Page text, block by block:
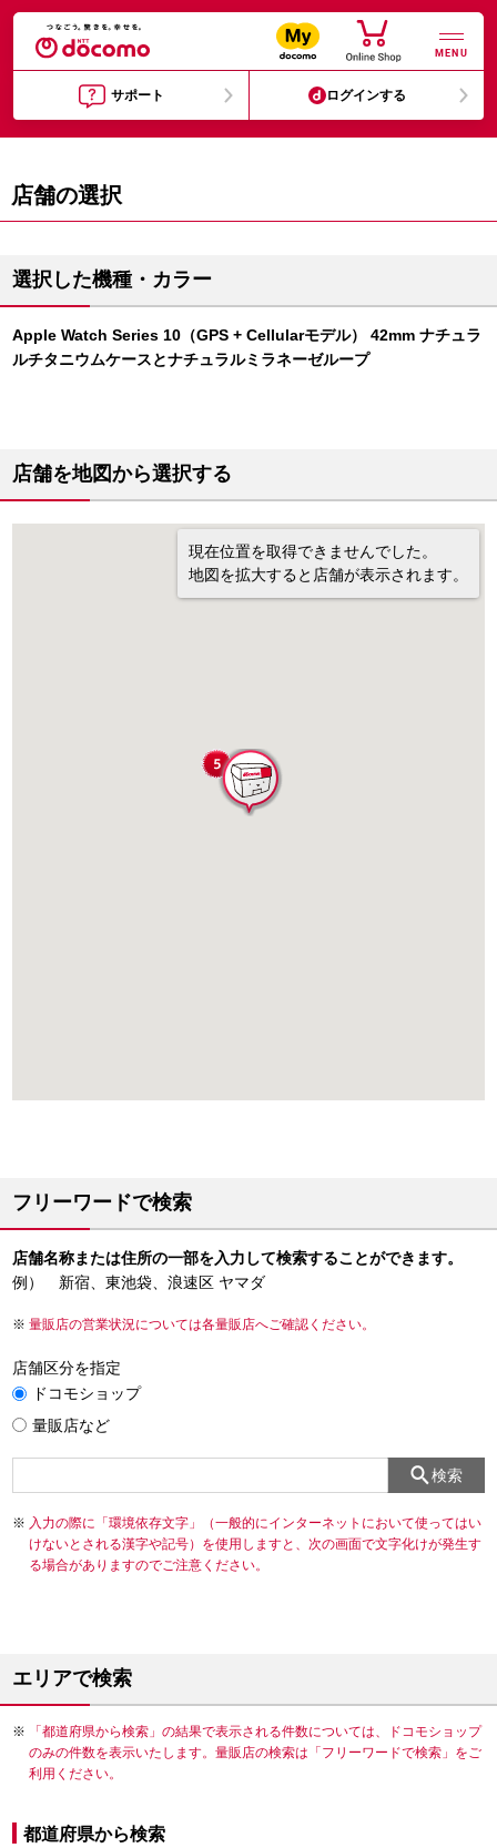
MENU
サポート ログインする
店舗の選択
選択した機種・カラー
Apple Watch Series 10（GPS + Cellularモデル） 42mm ナチュラ
ルチタニウムケースとナチュラルミラネーゼループ
店舗を地図から選択する
現在位置を取得できませんでした。
地図を拡大すると店舗が表示されます。
フリーワードで検索
店舗名称または住所の一部を入力して検索することができます。
例） 新宿、東池袋、浪速区 ヤマダ
量販店の営業状況については各量販店へご確認ください。
店舗区分を指定
ドコモショップ
量販店など
検索
入力の際に「環境依存文字」（一般的にインターネットにおいて使ってはい
けないとされる漢字や記号）を使用しますと、次の画面で文字化けが発生す
る場合がありますのでご注意ください。
エリアで検索
「都道府県から検索」の結果で表示される件数については、ドコモショップ
のみの件数を表示いたします。量販店の検索は「フリーワードで検索」をご
利用ください。
都道府県から検索